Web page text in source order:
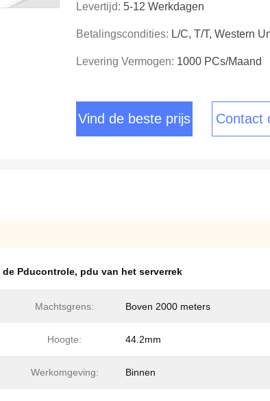
Levertijd: 5-12 Werkdagen
Betalingscondities: L/C, T/T, Western
Levering Vermogen: 1000 PCs/maand
Vind de beste prijs Contact
de Pducontrole, pdu van het serverrek
Machtsgrens: Boven 2000 meters
Hoogte: 44.2mm
Werkomgeving: Binnen